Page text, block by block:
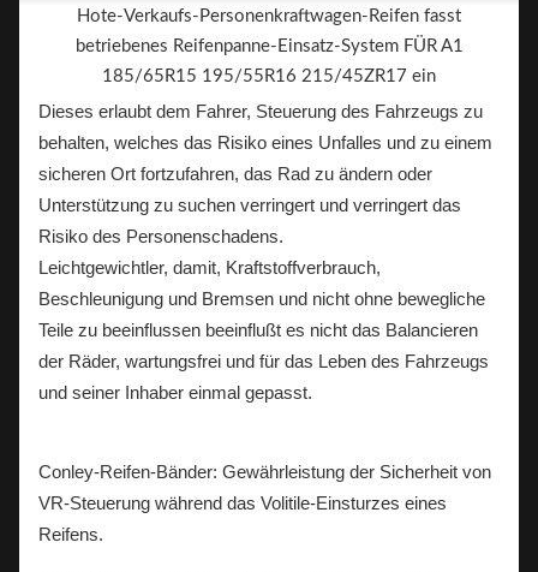
Hote-Verkaufs-Personenkraftwagen-Reifen fasst
betriebenes Reifenpanne-Einsatz-System FÜR A1
185/65R15 195/55R16 215/45ZR17 ein
Dieses erlaubt dem Fahrer, Steuerung des Fahrzeugs zu
behalten, welches das Risiko eines Unfalles und zu einem
sicheren Ort fortzufahren, das Rad zu ändern oder
Unterstützung zu suchen verringert und verringert das
Risiko des Personenschadens.
Leichtgewichtler, damit, Kraftstoffverbrauch,
Beschleunigung und Bremsen und nicht ohne bewegliche
Teile zu beeinflussen beeinflußt es nicht das Balancieren
der Räder, wartungsfrei und für das Leben des Fahrzeugs
und seiner Inhaber einmal gepasst.
Conley-Reifen-Bänder: Gewährleistung der Sicherheit von
VR-Steuerung während das Volitile-Einsturzes eines
Reifens.